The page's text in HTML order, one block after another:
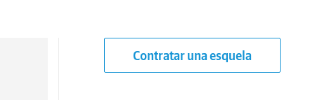
Contratar una esquela